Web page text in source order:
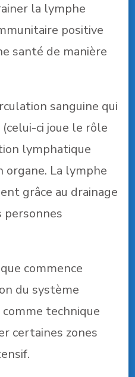
la lymphe
positive
santé de manière
sanguine qui
ci joue le rôle
lymphatique
organe. La lymphe
grâce au drainage
personnes
commence
du système
technique
certaines zones